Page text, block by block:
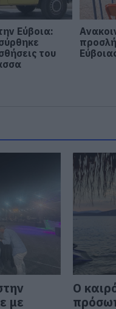
Εύβοια:
του
με
Ο